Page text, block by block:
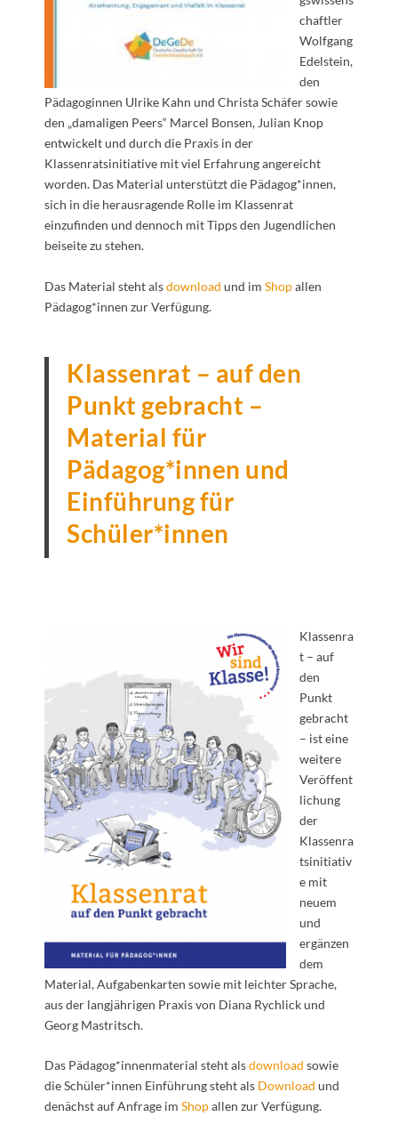
chaftler
Wolfgang
Edelstein,
den
Pädagoginnen Ulrike Kahn und Christa Schäfer sowie
den „damaligen Peers“ Marcel Bonsen, Julian Knop
entwickelt und durch die Praxis in der
Klassenratsinitiative mit viel Erfahrung angereicht
worden. Das Material unterstützt die Pädagog*innen,
sich in die herausragende Rolle im Klassenrat
einzufinden und dennoch mit Tipps den Jugendlichen
beiseite zu stehen.
Das Material steht alsdownload und im Shopallen
Pädagog*innen zur Verfügung.
Klassenrat – auf den
Punkt gebracht –
Material für
Pädagog*innen und
Einführung für
Schüler*innen
Klassenra
t – auf
den
Punkt
gebracht
– ist eine
weitere
Veröffent
lichung
der
Klassenra
tsinitiativ
e mit
neuem
und
ergänzen
dem
Material, Aufgabenkarten sowie mit leichter Sprache,
aus der langjährigen Praxis von Diana Rychlick und
Georg Mastritsch.
Das Pädagog*innenmaterial steht alsdownload sowie
die Schüler*innen Einführung steht als Download und
denächst auf Anfrage im Shopallen zur Verfügung.